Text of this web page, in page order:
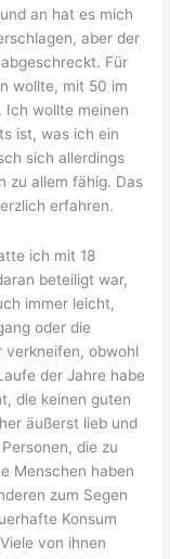
an hat es mich
aber der
Für
wollte, mit 50 im
Ich wollte meinen
ist, was ich ein
sich allerdings
zu allem fähig. Das
erfahren.
ich mit 18
beteiligt war,
immer leicht,
oder die
verkneifen, obwohl
der Jahre habe
die keinen guten
äußerst lieb und
die zu
Menschen haben
zum Segen
Konsum
von ihnen